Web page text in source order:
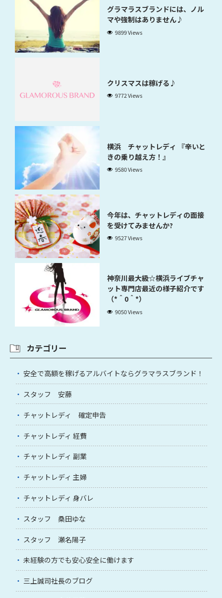
グラマラスブランドには、ノル
マや強制はありません♪
9899 Views
クリスマスは稼げる♪
9772 Views
横浜 チャットレディ 『辛いと
きの乗り越え方！』
9580 Views
今年は、チャットレディの面接
を受けてみませんか?
9527 Views
神奈川最大級☆横浜ライブチャ
ット専門店最近の様子紹介です
（*＾0＾*）
9050 Views
カテゴリー
安全で高額を稼げるアルバイトならグラマラスブランド！
スタッフ 安藤
チャットレディ 確定申告
チャットレディ 経費
チャットレディ 副業
チャットレディ 主婦
チャットレディ 身バレ
スタッフ 桑田ゆな
スタッフ 瀬名陽子
未経験の方でも安心安全に働けます
三上誠司社長のブログ